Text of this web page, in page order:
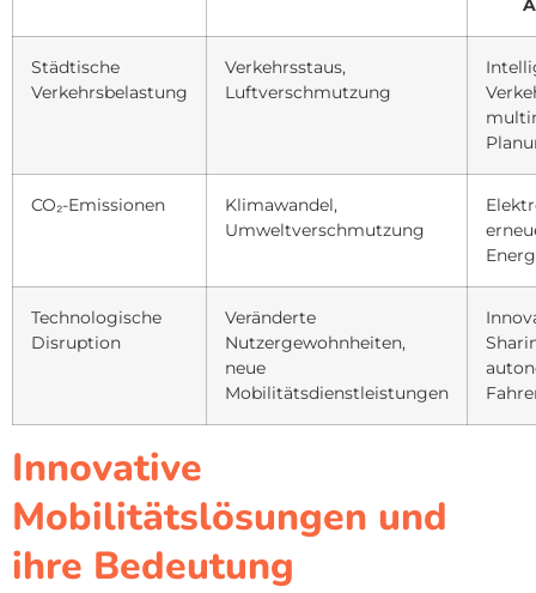
Städtische
Verkehrsbelastung
Verkehrsstaus,
Luftverschmutzung
CO₂-Emissionen
Klimawandel,
Umweltverschmutzung
Technologische
Disruption
Veränderte
Nutzergewohnheiten,
neue
Mobilitätsdienstleistungen
Innovative
Mobilitätslösungen und
ihre Bedeutung